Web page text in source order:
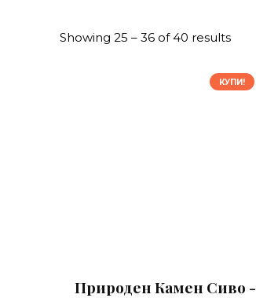
Showing 25 – 36 of 40 results
КУПИ!
Природен Камен Сиво -